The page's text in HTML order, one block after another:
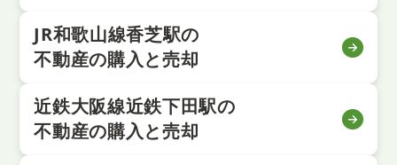
JR和歌山線香芝駅の
不動産の購入と売却
近鉄大阪線近鉄下田駅の
不動産の購入と売却